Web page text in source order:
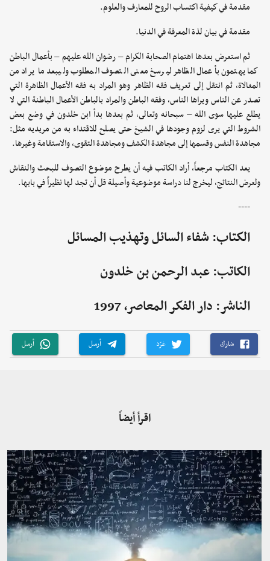
مقدمة في كيفية اكتساب الروح للمعارف والعلوم.
مقدمة في بيان لذة المعرفة في الدنيا.
ثم استعرض بعدها اهتمام الصحابة الكرام – رضوان الله عليهم – بأعمال الباطن
كما يهتمون بأعمال الظاهر ليرسخ معنى التصوف المطلوب وليبعد ما يراد من
المغالاة، ثم انتقل إلى تعريف فقه الظاهر وهو المراد به فقه الأعمال الظاهرة التي
تصدر عن الناس ويراها الناس، وفقه الباطن والمراد بالباطن الأعمال الباطنة التي لا
يطلع عليها سوى الله – سبحانه وتعالى، ثم بعدها بدأ ابن خلدون في وضع بعض
الشروط التي يرى لزوم وجودها في الشيخ حتى يصلح للاقتداء به من مريديه مثل:
مجاهدة النفس وقسمها إلى مجاهدة الكشف ومجاهدة التقوى، والاستقامة وغيرها.
يعد الكتاب مرجعاً، أراد الكاتب فيه أن يطرح موضوع التصوف للبحث والنقاش
ولعرض النتائج، ليخرج لنا دراسة موضوعية وأصيلة قل أن تجد لها نظيراً في بابها.
----
الكتاب: شفاء السائل وتهذيب المسائل
الكاتب: عبد الرحمن بن خلدون
الناشر: دار الفكر المعاصر، 1997
شارك غرّد أرسل أرسل
اقرأ أيضاً